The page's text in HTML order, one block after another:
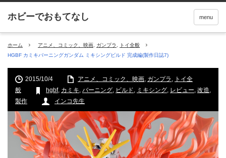
menu
ホーム アニメ、コミック、映画 ガンプラ
トイ全般
HGBF カミキバーニングガンダム ミキシングビルド 完成編(製作日誌7)
2015/10/4 アニメ、コミック、映画, ガンプラ , トイ全
般
hgbf, カミキ, バーニング, ビルド, ミキシング, レビュー, 改造,
製作
インコ先生